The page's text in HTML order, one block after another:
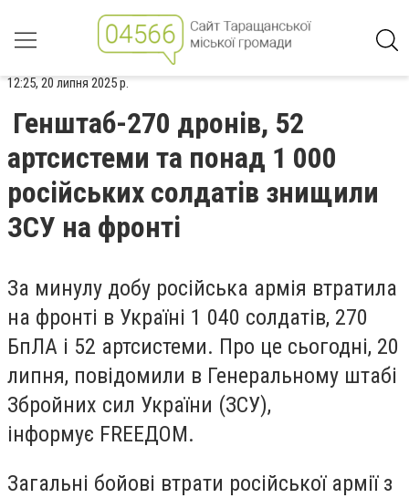
12:25, 20 липня 2025 р.
Генштаб-270 дронів, 52
артсистеми та понад 1 000
російських солдатів знищили
ЗСУ на фронті
За минулу добу російська армія втратила
на фронті в Україні 1 040 солдатів, 270
БпЛА і 52 артсистеми. Про це сьогодні, 20
липня, повідомили в Генеральному штабі
Збройних сил України (ЗСУ),
інформує FREEДOM.
Загальні бойові втрати російської армії з